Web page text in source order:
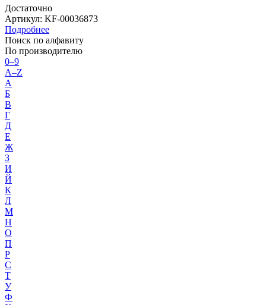
Достаточно
Артикул: KF-00036873
Подробнее
Поиск по алфавиту
По производителю
0–9
A–Z
А
Б
В
Г
Д
Е
Ж
З
И
Й
К
Л
М
Н
О
П
Р
С
Т
У
Ф